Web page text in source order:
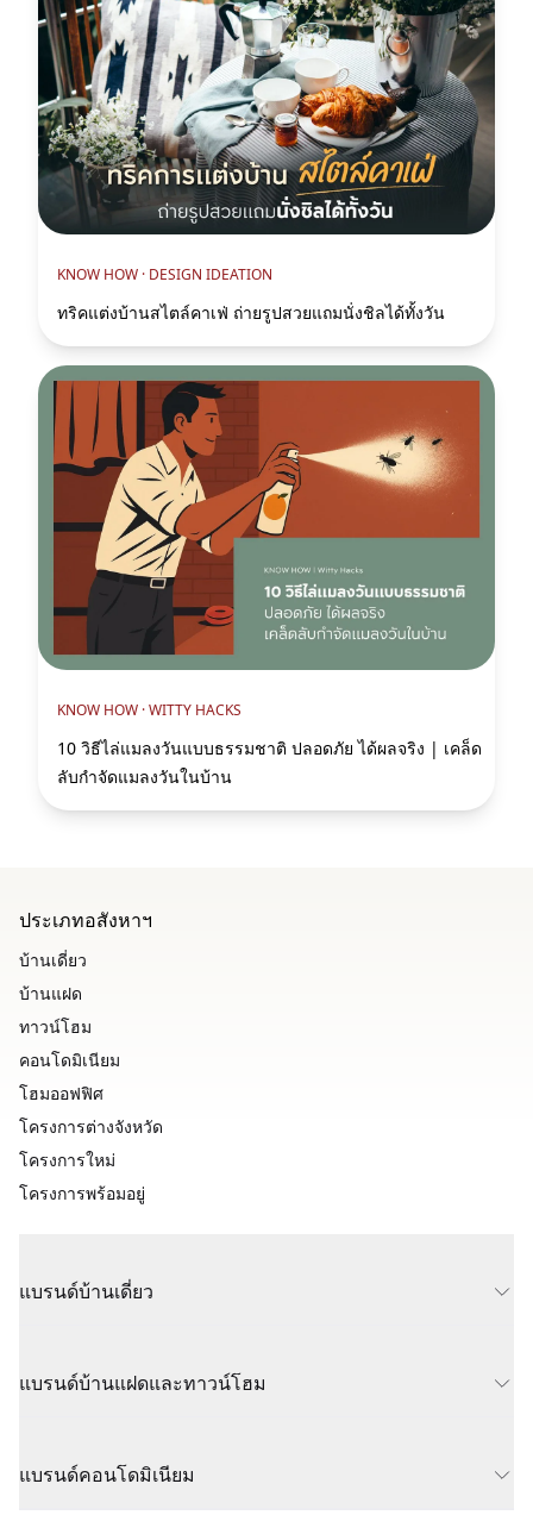
KNOW HOW · DESIGN IDEATION
ทริคแต่งบ้านสไตล์คาเฟ่ ถ่ายรูปสวยแถมนั่งชิลได้ทั้งวัน
KNOW HOW ·WITTY HACKS
10 วิธีไล่แมลงวันแบบธรรมชาติ ปลอดภัย ได้ผลจริง | เคล็ด
ลับกำจัดแมลงวันในบ้าน
ประเภทอสังหาฯ
บ้านเดี่ยว
บ้านแฝด
ทาวน์โฮม
คอนโดมิเนียม
โฮมออฟฟิศ
โครงการต่างจังหวัด
โครงการใหม่
โครงการพร้อมอยู่
แบรนด์บ้านเดี่ยว
แบรนด์บ้านแฝดและทาวน์โฮม
แบรนด์คอนโดมิเนียม